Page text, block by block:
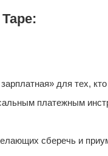
для тех,
платежным
сберечь и